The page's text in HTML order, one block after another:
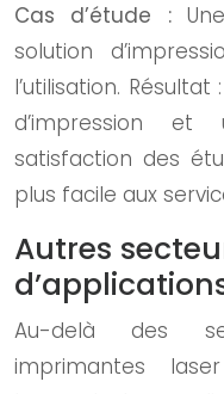
Cas d’étude :
solution
l’utilisation.
d’impression
satisfaction des
plus facile aux
Autres
Au-delà des
imprimantes